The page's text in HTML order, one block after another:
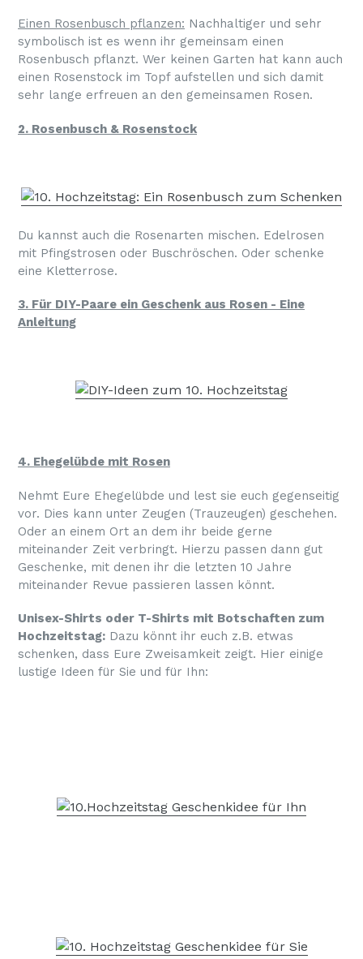
Einen Rosenbusch pflanzen: Nachhaltiger und sehr
symbolisch ist es wenn ihr gemeinsam einen
Rosenbusch pflanzt. Wer keinen Garten hat kann auch
einen Rosenstock im Topf aufstellen und sich damit
sehr lange erfreuen an den gemeinsamen Rosen.
2. Rosenbusch & Rosenstock
Du kannst auch die Rosenarten mischen. Edelrosen
mit Pfingstrosen oder Buschröschen. Oder schenke
eine Kletterrose.
3. Für DIY-Paare ein Geschenk aus Rosen - Eine
Anleitung
4. Ehegelübde mit Rosen
Nehmt Eure Ehegelübde und lest sie euch gegenseitig
vor. Dies kann unter Zeugen (Trauzeugen) geschehen.
Oder an einem Ort an dem ihr beide gerne
miteinander Zeit verbringt. Hierzu passen dann gut
Geschenke, mit denen ihr die letzten 10 Jahre
miteinander Revue passieren lassen könnt.
Unisex-Shirts oder T-Shirts mit Botschaften zum
Hochzeitstag: Dazu könnt ihr euch z.B. etwas
schenken, dass Eure Zweisamkeit zeigt. Hier einige
lustige Ideen für Sie und für Ihn: